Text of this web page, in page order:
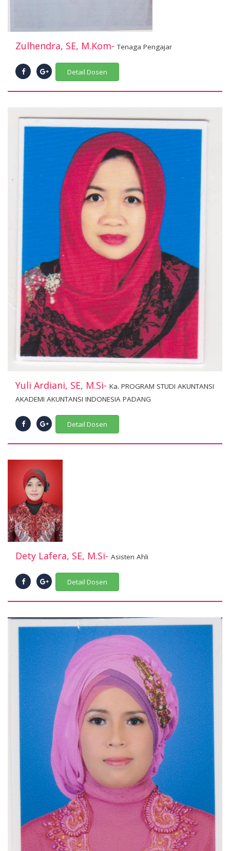
Zulhendra, SE, M.Kom-Tenaga Pengajar
Detail Dosen
Yuli Ardiani, SE, M.Si- Ka. PROGRAM STUDI AKUNTANSI
AKADEMI AKUNTANSI INDONESIA PADANG
Detail Dosen
Dety Lafera, SE, M.Si- Asisten Ahli
Detail Dosen